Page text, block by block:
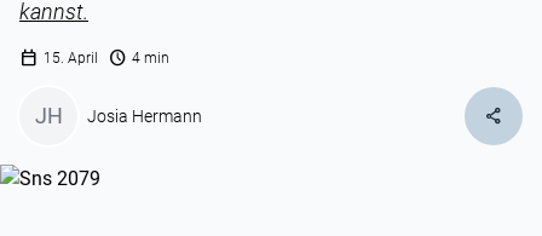
kannst.
calendar_today 15. April schedule 4 min
JH Josia Hermann share